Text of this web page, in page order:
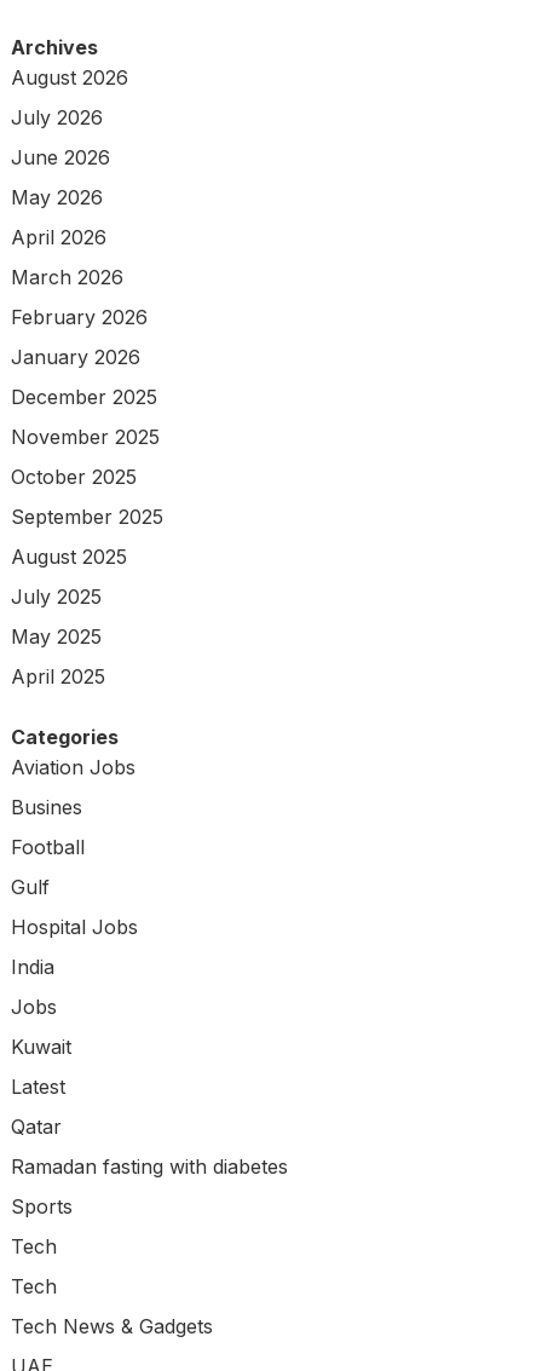
Archives
August 2026
July 2026
June 2026
May 2026
April 2026
March 2026
February 2026
January 2026
December 2025
November 2025
October 2025
September 2025
August 2025
July 2025
May 2025
April 2025
Categories
Aviation Jobs
Busines
Football
Gulf
Hospital Jobs
India
Jobs
Kuwait
Latest
Qatar
Ramadan fasting with diabetes
Sports
Tech
Tech
Tech News & Gadgets
UAE